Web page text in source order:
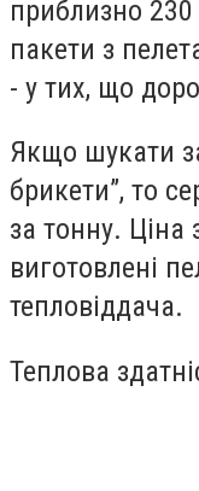
приблизно 230
пакети з
- у тих, що
Якщо шукати
брикети”, то
за тонну. Ціна
виготовлені
тепловіддача.
Теплова